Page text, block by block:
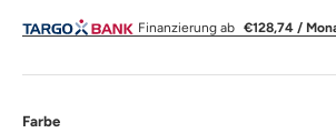
Finanzierung ab €128,74 /
Farbe